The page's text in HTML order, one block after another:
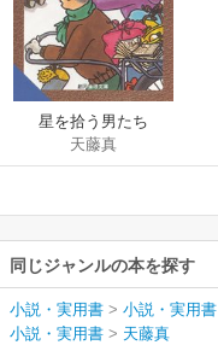
星を拾う男たち
天藤真
同じジャンルの本を探す
小説・実用書 > 小説・実用書
小説・実用書 > 天藤真